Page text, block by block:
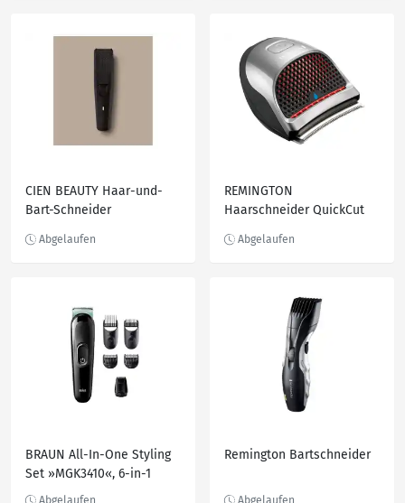
CIEN BEAUTY Haar-und-
Bart-Schneider
REMINGTON
Haarschneider QuickCut
»HC362C«
BRAUN All-In-One Styling
Set »MGK3410«, 6-in-1
Remington Bartschneider